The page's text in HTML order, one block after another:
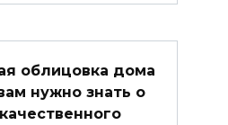
облицовка дома
нужно знать о